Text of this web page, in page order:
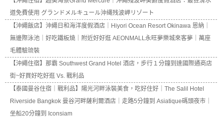
道免費使用 グランドメルキュール沖縄残波岬リゾート
【沖繩飯店】沖繩日和海洋度假酒店｜Hiyori Ocean Resort Okinawa 恩納｜
無邊際泳池｜好吃鐵板燒｜附近好好逛 AEONMALL永旺夢樂城來客夢｜萬座
毛體驗琉裝
【沖繩住宿】那霸 Southwest Grand Hotel 酒店，步行１分鐘到達國際通商店
街~好買好吃好逛 Vs. 戰利品
【泰國曼谷住宿｜戰利品】陽光河畔泳裝美食，吃好住好｜The Salil Hotel
Riverside Bangkok 曼谷河畔薩利爾酒店｜走路5分鐘到 Asiatique碼頭夜市｜
坐船20分鐘到 Iconsiam